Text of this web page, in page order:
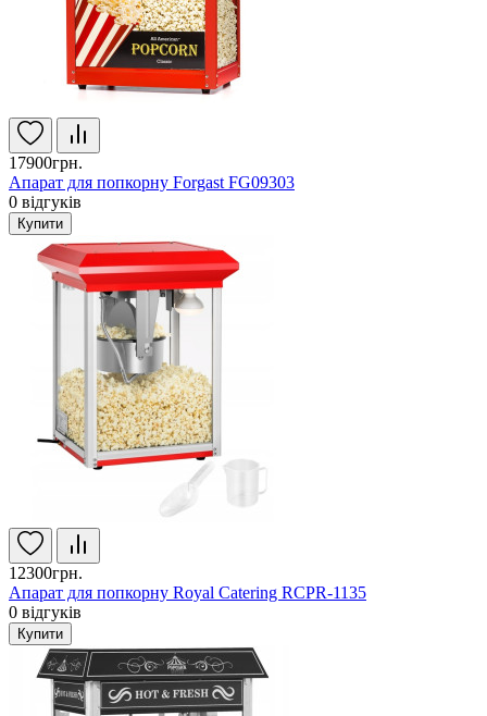
17900грн.
Апарат для попкорну Forgast FG09303
0 відгуків
Купити
12300грн.
Апарат для попкорну Royal Catering RCPR-1135
0 відгуків
Купити